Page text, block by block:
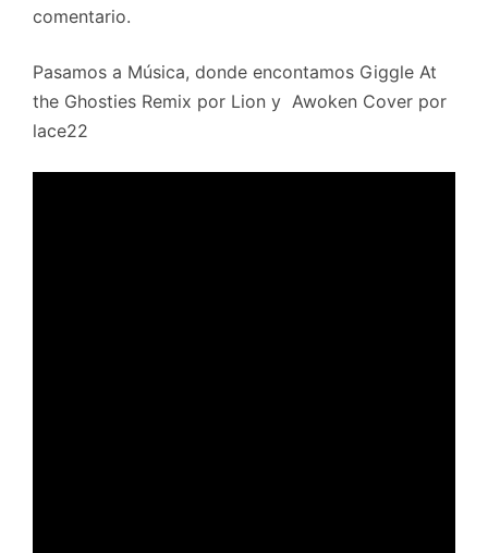
comentario.
Pasamos a Música, donde encontamos Giggle At
the Ghosties Remix por Lion y Awoken Cover por
lace22